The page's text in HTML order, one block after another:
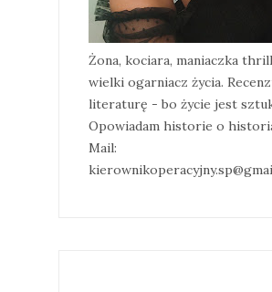
Żona, kociara, maniaczka
wielki ogarniacz życia.
literaturę - bo życie jest
Opowiadam historie o
Mail: